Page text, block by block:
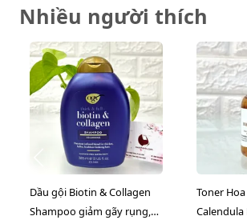
Nhiều người thích
Dầu gội Biotin & Collagen
Shampoo giảm gãy rụng,
Toner Hoa